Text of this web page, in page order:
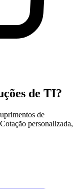
de TI?
de
personalizada,